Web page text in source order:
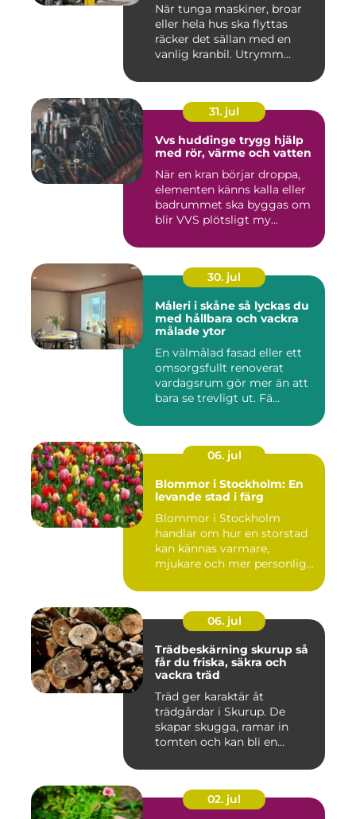
När tunga maskiner, broar
eller hela hus ska flyttas
räcker det sällan med en
vanlig kranbil. Utrymm...
31. jul
Vvs huddinge trygg hjälp
med rör, värme och vatten
När en kran börjar droppa,
elementen känns kalla eller
badrummet ska byggas om
blir VVS plötsligt my...
30. jul
Måleri i skåne så lyckas du
med hållbara och vackra
målade ytor
En välmålad fasad eller ett
omsorgsfullt renoverat
vardagsrum gör mer än att
bara se trevligt ut. Fä...
06. jul
Blommor i Stockholm: En
levande stad i färg
Blommor i Stockholm
handlar om hur en storstad
kan kännas varmare,
mjukare och mer personlig
06. jul
Trädbeskärning skurup så
får du friska, säkra och
vackra träd
Träd ger karaktär åt
trädgårdar i Skurup. De
skapar skugga, ramar in
tomten och kan bli en
02. jul